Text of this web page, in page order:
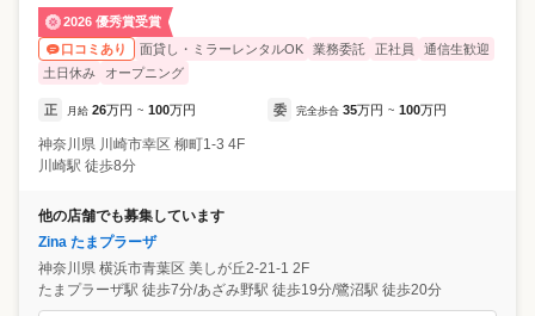
2026 優秀賞受賞
口コミあり
面貸し・ミラーレンタルOK 業務委託 正社員
通信生歓迎
土日休み
オープニング
正 月給 26万円 ~ 100万円 委 完全歩合 35万円 ~ 100万円
神奈川県 川崎市幸区 柳町1-3 4F
川崎駅 徒歩8分
他の店舗でも募集しています
Zina たまプラーザ
神奈川県 横浜市青葉区 美しが丘2-21-1 2F
たまプラーザ駅 徒歩7分/あざみ野駅 徒歩19分/鷺沼駅 徒歩20分